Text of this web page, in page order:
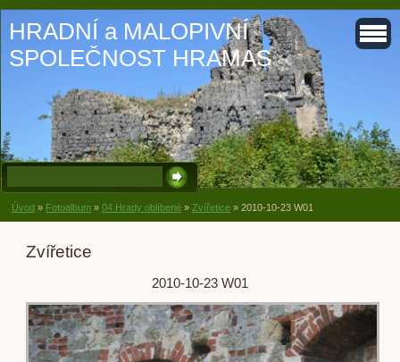
HRADNÍ a MALOPIVNÍ
SPOLEČNOST HRAMAS
Úvod » Fotoalbum » 04 Hrady oblíbené » Zvířetice » 2010-10-23 W01
Zvířetice
2010-10-23 W01